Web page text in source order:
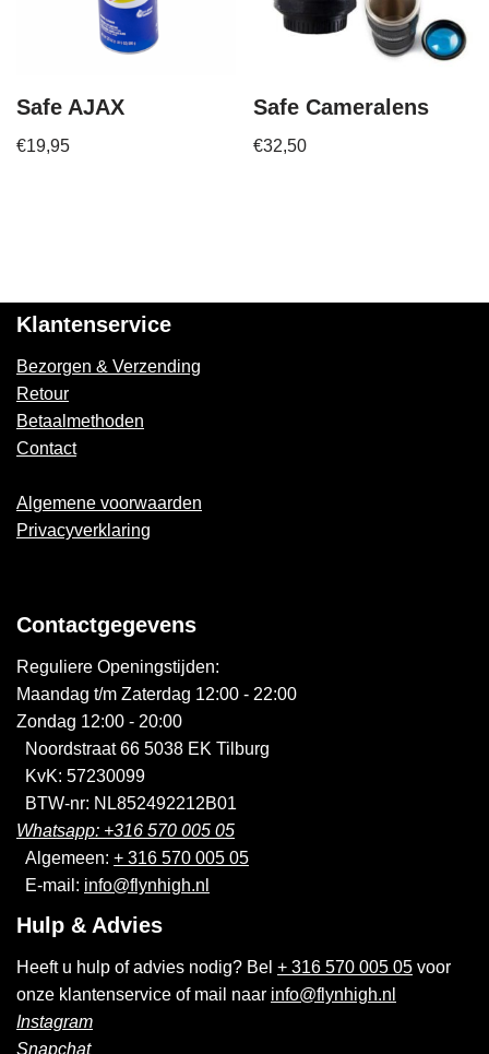
Safe AJAX
€19,95
Safe Cameralens
€32,50
Klantenservice
Bezorgen & Verzending
Retour
Betaalmethoden
Contact
Algemene voorwaarden
Privacyverklaring
Contactgegevens
Reguliere Openingstijden:
Maandag t/m Zaterdag 12:00 - 22:00
Zondag 12:00 - 20:00
Noordstraat 66 5038 EK Tilburg
KvK: 57230099
BTW-nr: NL852492212B01
Whatsapp: +316 570 005 05
Algemeen: + 316 570 005 05
E-mail: info@flynhigh.nl
Hulp & Advies
Heeft u hulp of advies nodig? Bel + 316 570 005 05 voor
onze klantenservice of mail naar info@flynhigh.nl
Instagram
Snapchat